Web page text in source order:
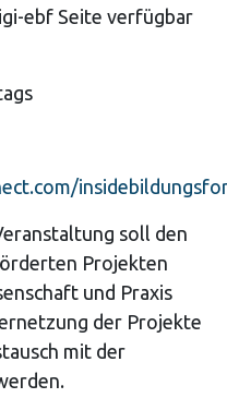
ebf Seite verfügbar
soll den
Projekten
und Praxis
der Projekte
mit der